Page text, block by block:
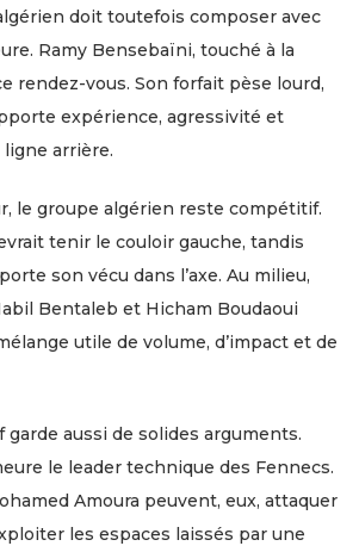
doit toutefois composer avec
Ramy Bensebaïni, touché à la
rendez-vous. Son forfait pèse lourd,
expérience, agressivité et
arrière.
le groupe algérien reste compétitif.
tenir le couloir gauche, tandis
son vécu dans l’axe. Au milieu,
Bentaleb et Hicham Boudaoui
utile de volume, d’impact et de
aussi de solides arguments.
le leader technique des Fennecs.
Amoura peuvent, eux, attaquer
les espaces laissés par une